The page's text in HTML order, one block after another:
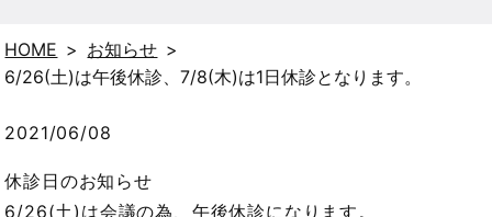
HOME
お知らせ
6/26(土)は午後休診、7/8(木)は1日休診となります。
2021/06/08
休診日のお知らせ
6/26(土)は会議の為、午後休診になります。